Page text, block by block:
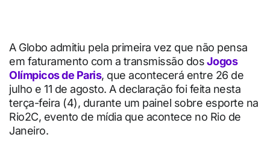
A Globo admitiu pela primeira vez que não pensa
em faturamento com a transmissão dosJogos
Olímpicos de Paris, que acontecerá entre 26 de
julho e 11 de agosto. A declaração foi feita nesta
terça-feira (4), durante um painel sobre esporte na
Rio2C, evento de mídia que acontece no Rio de
Janeiro.